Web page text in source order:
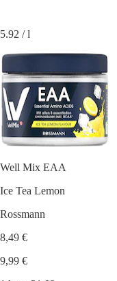
5.92 / l
Well Mix EAA
Ice Tea Lemon
Rossmann
8,49 €
9,99 €